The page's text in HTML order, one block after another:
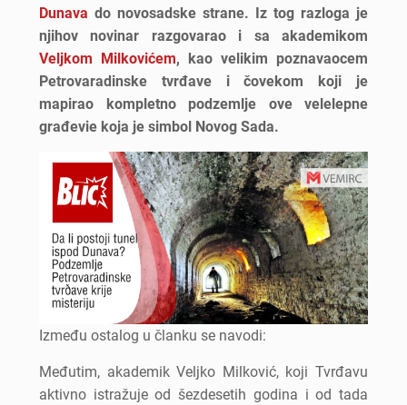
Dunava do novosadske strane. Iz tog razloga je
njihov novinar razgovarao i sa akademikom
Veljkom Milkovićem, kao velikim poznavaocem
Petrovaradinske tvrđave i čovekom koji je
mapirao kompletno podzemlje ove velelepne
građevie koja je simbol Novog Sada.
Između ostalog u članku se navodi:
Međutim, akademik Veljko Milković, koji Tvrđavu
aktivno istražuje od šezdesetih godina i od tada